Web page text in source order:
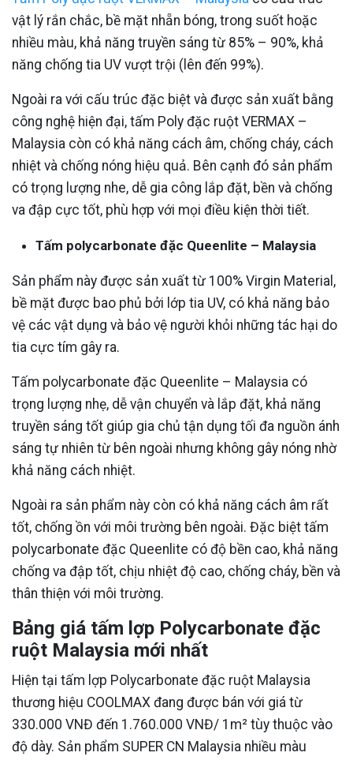
vật lý rắn chắc, bề mặt nhẵn bóng, trong suốt hoặc
nhiều màu, khả năng truyền sáng từ 85% – 90%, khả
năng chống tia UV vượt trội (lên đến 99%).
Ngoài ra với cấu trúc đặc biệt và được sản xuất bằng
công nghệ hiện đại, tấm Poly đặc ruột VERMAX –
Malaysia còn có khả năng cách âm, chống cháy, cách
nhiệt và chống nóng hiệu quả. Bên cạnh đó sản phẩm
có trọng lượng nhe, dễ gia công lắp đặt, bền và chống
va đập cực tốt, phù hợp với mọi điều kiện thời tiết.
Tấm polycarbonate đặc Queenlite – Malaysia
Sản phẩm này được sản xuất từ 100% Virgin Material,
bề mặt được bao phủ bởi lớp tia UV, có khả năng bảo
vệ các vật dụng và bảo vệ người khỏi những tác hại do
tia cực tím gây ra.
Tấm polycarbonate đặc Queenlite – Malaysia có
trọng lượng nhẹ, dễ vận chuyển và lắp đặt, khả năng
truyền sáng tốt giúp gia chủ tận dụng tối đa nguồn ánh
sáng tự nhiên từ bên ngoài nhưng không gây nóng nhờ
khả năng cách nhiệt.
Ngoài ra sản phẩm này còn có khả năng cách âm rất
tốt, chống ồn với môi trường bên ngoài. Đặc biệt tấm
polycarbonate đặc Queenlite có độ bền cao, khả năng
chống va đập tốt, chịu nhiệt độ cao, chống cháy, bền và
thân thiện với môi trường.
Bảng giá tấm lợp Polycarbonate đặc
ruột Malaysia mới nhất
Hiện tại tấm lợp Polycarbonate đặc ruột Malaysia
thương hiệu COOLMAX đang được bán với giá từ
330.000 VNĐ đến 1.760.000 VNĐ/ 1m² tùy thuộc vào
độ dày. Sản phẩm SUPER CN Malaysia nhiều màu